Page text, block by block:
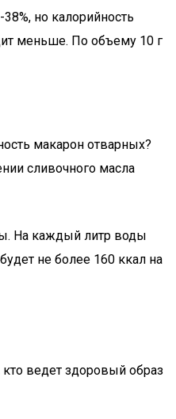
но калорийность
меньше. По объему 10 г
макарон отварных?
сливочного масла
На каждый литр воды
не более 160 ккал на
кто ведет здоровый образ